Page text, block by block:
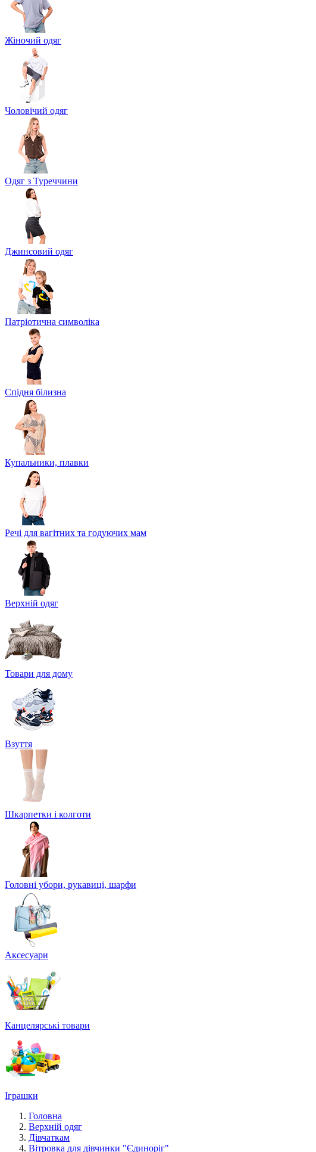
Жіночий одяг
Чоловічий одяг
Одяг з Туреччини
Джинсовий одяг
Патріотична символіка
Спідня білизна
Купальники, плавки
Речі для вагітних та годуючих мам
Верхній одяг
Товари для дому
Взуття
Шкарпетки і колготи
Головні убори, рукавиці, шарфи
Аксесуари
Канцелярські товари
Іграшки
Головна
Верхній одяг
Дівчаткам
Вітровка для дівчинки "Єдиноріг"